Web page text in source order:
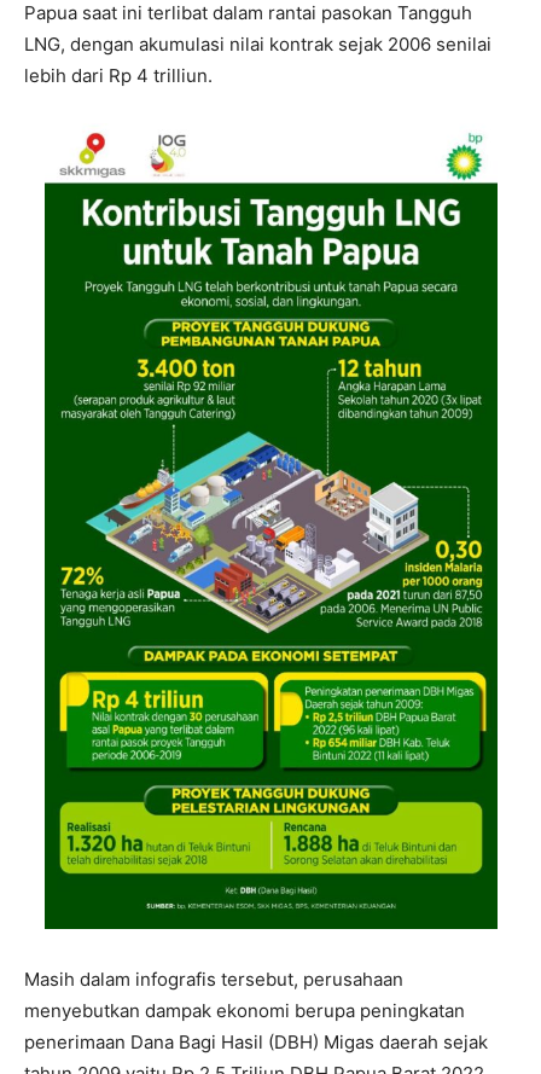
Papua saat ini terlibat dalam rantai pasokan Tangguh
LNG, dengan akumulasi nilai kontrak sejak 2006 senilai
lebih dari Rp 4 trilliun.
Masih dalam infografis tersebut, perusahaan
menyebutkan dampak ekonomi berupa peningkatan
penerimaan Dana Bagi Hasil (DBH) Migas daerah sejak